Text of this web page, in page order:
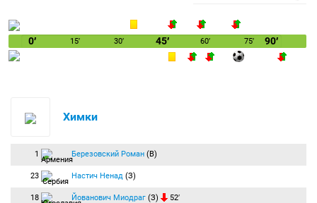
0′ 15′ 30′ 45′ 60′ 75′ 90′
Химки
1 Березовский Роман (В)
23 Настич Ненад (З)
18 Йованович Миодраг (З) 52′